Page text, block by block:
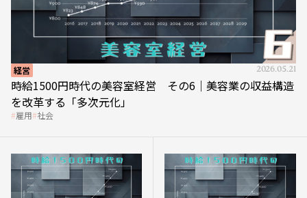
経営 2026.05.21
時給1500円時代の美容室経営 その6｜美容業の収益構造
を改革する「多次元化」
雇用 社会